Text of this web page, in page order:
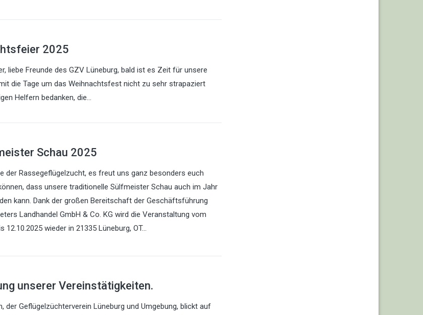
2025
liebe Freunde des GZV Lüneburg, bald ist es Zeit für unsere
die Tage um das Weihnachtsfest nicht zu sehr strapaziert
Helfern bedanken, die…
Schau 2025
der Rassegeflügelzucht, es freut uns ganz besonders euch
dass unsere traditionelle Sülfmeister Schau auch im Jahr
kann. Dank der großen Bereitschaft der Geschäftsführung
Landhandel GmbH & Co. KG wird die Veranstaltung vom
12.10.2025 wieder in 21335 Lüneburg, OT…
unserer Vereinstätigkeiten.
der Geflügelzüchterverein Lüneburg und Umgebung, blickt auf